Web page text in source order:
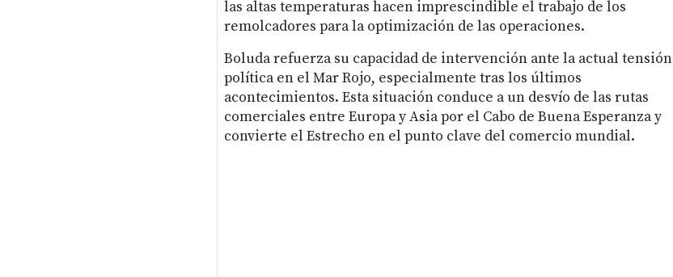
las altas temperaturas hacen imprescindible el trabajo de los
remolcadores para la optimización de las operaciones.
Boluda refuerza su capacidad de intervención ante la actual tensión
política en el Mar Rojo, especialmente tras los últimos
acontecimientos. Esta situación conduce a un desvío de las rutas
comerciales entre Europa y Asia por el Cabo de Buena Esperanza y
convierte el Estrecho en el punto clave del comercio mundial.